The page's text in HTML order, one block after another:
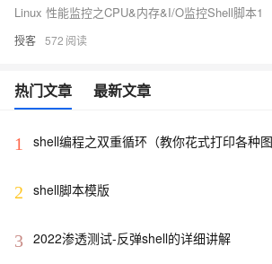
Linux 性能监控之CPU&内存&I/O监控Shell脚本1
授客 572
热门文章 最新文章
1 shell编程之双重循环（教你花式打印各种图
2 shell脚本模版
3 2022渗透测试-反弹shell的详细讲解